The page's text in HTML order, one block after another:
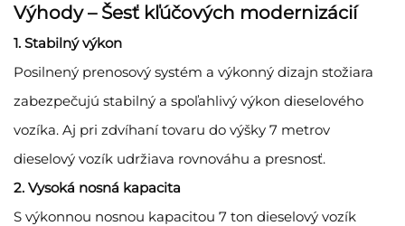
Výhody – Šesť kľúčových modernizácií
1. Stabilný výkon
Posilnený prenosový systém a výkonný dizajn stožiara
zabezpečujú stabilný a spoľahlivý výkon dieselového
vozíka. Aj pri zdvíhaní tovaru do výšky 7 metrov
dieselový vozík udržiava rovnováhu a presnosť.
2. Vysoká nosná kapacita
S výkonnou nosnou kapacitou 7 ton dieselový vozík